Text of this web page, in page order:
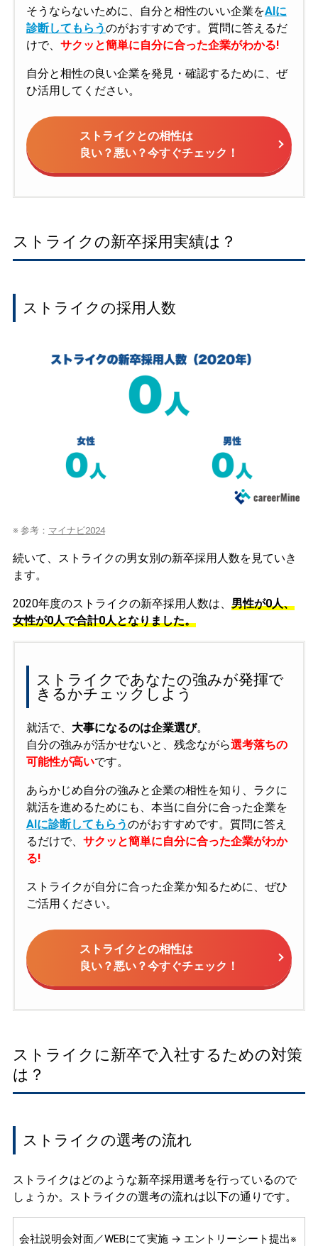
そうならないために、自分と相性のいい企業をAIに
診断してもらうのがおすすめです。質問に答えるだ
けで、 サクッと簡単に自分に合った企業がわかる!
自分と相性の良い企業を発見・確認するために、ぜ
ひ活用してください。
ストライクとの相性は
良い？悪い？今すぐチェック！
ストライクの新卒採用実績は？
ストライクの採用人数
※ 参考： マイナビ2024
続いて、ストライクの男女別の新卒採用人数を見ていき
ます。
2020年度のストライクの新卒採用人数は、 男性が0人、
女性が0人で合計0人となりました。
ストライクであなたの強みが発揮で
きるかチェックしよう
就活で、 大事になるのは企業選び。
自分の強みが活かせないと、残念ながら選考落ちの
可能性が高いです。
あらかじめ自分の強みと企業の相性を知り、ラクに
就活を進めるためにも、本当に自分に合った企業を
AIに診断してもらうのがおすすめです。質問に答え
るだけで、 サクッと簡単に自分に合った企業がわか
る!
ストライクが自分に合った企業か知るために、ぜひ
ご活用ください。
ストライクとの相性は
良い？悪い？今すぐチェック！
ストライクに新卒で入社するための対策
は？
ストライクの選考の流れ
ストライクはどのような新卒採用選考を行っているので
しょうか。ストライクの選考の流れは以下の通りです。
会社説明会対面／WEBにて実施 → エントリーシート提出※